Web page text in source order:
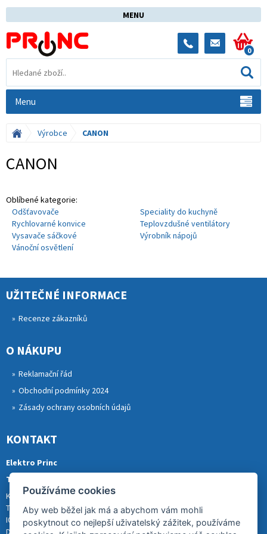
MENU
0
Menu
Výrobce CANON
CANON
Oblíbené kategorie:
Odšťavovače
Speciality do kuchyně
Rychlovarné konvice
Teplovzdušné ventilátory
Vysavače sáčkové
Výrobník nápojů
Vánoční osvětlení
UŽITEČNÉ INFORMACE
Recenze zákazníků
O NÁKUPU
Reklamační řád
Obchodní podmínky 2024
Zásady ochrany osobních údajů
KONTAKT
Elektro Princ
Tomáš Princ
Krkonošská 290, 46841 TANVALD
Tel.: 773 880 988
IČ: 01153731
DIČ: CZ8007202522
Používáme cookies
Aby web běžel jak má a abychom vám mohli
poskytnout co nejlepší uživatelský zážitek, používáme